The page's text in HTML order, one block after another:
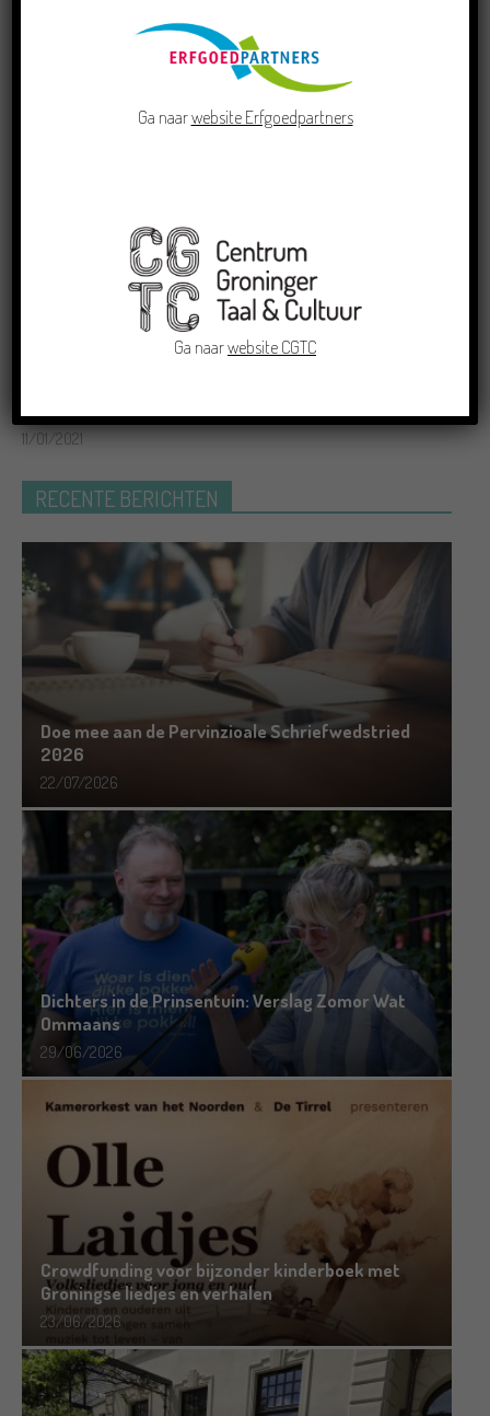
K. ter Laandagen ter ere van 150e
11/01/2021
RECENTE BERICHTEN
Doe mee aan de Pervinzioale Schriefwedstried
2026
22/07/2026
Dichters in de Prinsentuin: Verslag Zomor Wat
Ommaans
29/06/2026
Crowdfunding voor bijzonder kinderboek met
Groningse liedjes en verhalen
23/06/2026
Ga naarwebsite Erfgoedpartners
Ga naarwebsite CGTC